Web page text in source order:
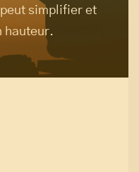
simplifier et
hauteur.